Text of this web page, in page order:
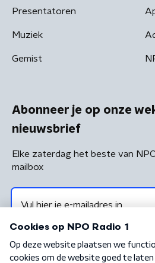
Presentatoren
Muziek
Gemist
Abonneer je op onze
nieuwsbrief
Elke zaterdag het beste van
mailbox